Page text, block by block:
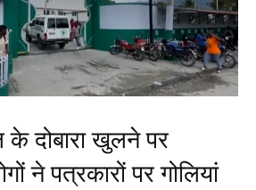
के दोबारा खुलने पर
ने पत्रकारों पर गोलियां